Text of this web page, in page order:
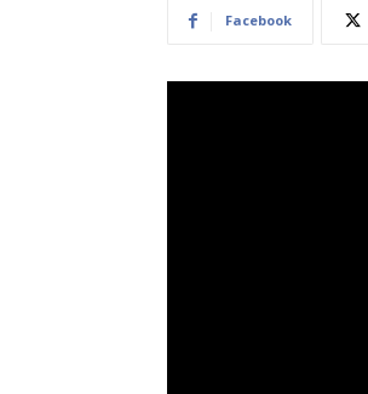
Facebook